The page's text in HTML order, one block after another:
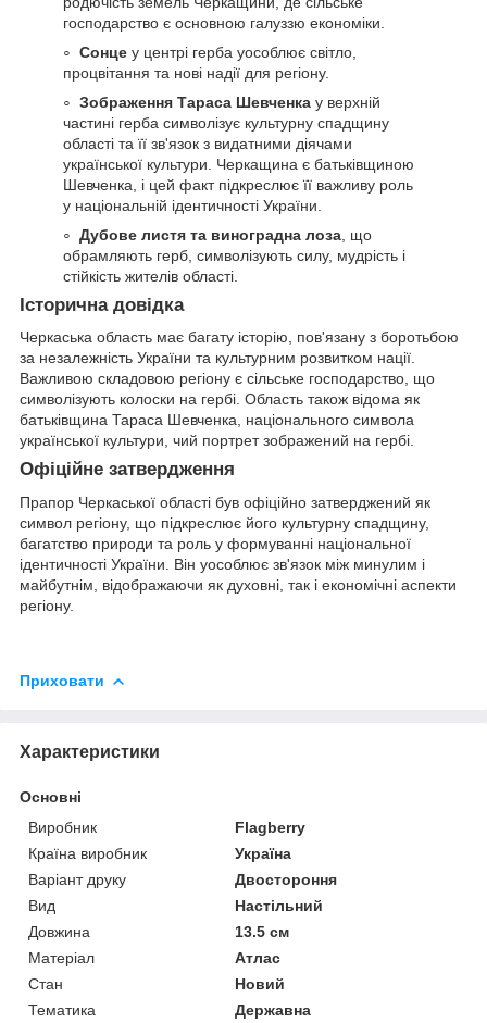
господарство є основною галуззю економіки.
Сонце у центрі герба уособлює світло,
процвітання та нові надії для регіону.
Зображення Тараса Шевченка у верхній
частині герба символізує культурну спадщину
області та її зв'язок з видатними діячами
української культури. Черкащина є батьківщиною
Шевченка, і цей факт підкреслює її важливу роль
у національній ідентичності України.
Дубове листя та виноградна лоза , що
обрамляють герб, символізують силу, мудрість і
стійкість жителів області.
Історична довідка
Черкаська область має багату історію, пов'язану з боротьбою
за незалежність України та культурним розвитком нації.
Важливою складовою регіону є сільське господарство, що
символізують колоски на гербі. Область також відома як
батьківщина Тараса Шевченка, національного символа
української культури, чий портрет зображений на гербі.
Офіційне затвердження
Прапор Черкаської області був офіційно затверджений як
символ регіону, що підкреслює його культурну спадщину,
багатство природи та роль у формуванні національної
ідентичності України. Він уособлює зв'язок між минулим і
майбутнім, відображаючи як духовні, так і економічні аспекти
регіону.
Приховати
Характеристики
Основні
Виробник
Flagberry
Країна виробник
Україна
Варіант друку
Двостороння
Вид
Настільний
Довжина
13.5 см
Матеріал
Атлас
Стан
Новий
Тематика
Державна